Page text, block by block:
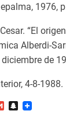
1976,
“El
Alberdi-
de
4-8-1988.
GmailSnapchat